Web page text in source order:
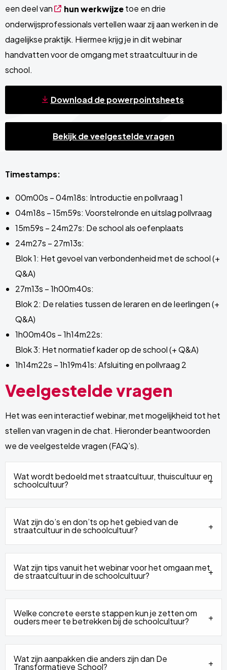
een deel van
hun werkwijzetoe en drie
onderwijsprofessionals vertellen waar zij aan werken in de
dagelijkse praktijk. Hiermee krijg je in dit webinar
handvatten voor de omgang met straatcultuur in de
school.
Download de powerpointsheets
Bekijk de veelgestelde vragen
Timestamps:
00m00s – 04m18s: Introductie en pollvraag 1
04m18s – 15m59s: Voorstelronde en uitslag pollvraag
15m59s – 24m27s: De school als oefenplaats
24m27s – 27m13s:
Blok 1: Het gevoel van verbondenheid met de school (+
Q&A)
27m13s – 1h00m40s:
Blok 2: De relaties tussen de leraren en de leerlingen (+
Q&A)
1h00m40s – 1h14m22s:
Blok 3: Het normatief kader op de school (+ Q&A)
1h14m22s – 1h19m41s: Afsluiting en pollvraag 2
Veelgestelde vragen
Het was een interactief webinar, met mogelijkheid tot het
stellen van vragen in de chat. Hieronder beantwoorden
we de veelgestelde vragen (FAQ’s).
Wat wordt bedoeld met straatcultuur, thuiscultuur en
schoolcultuur?
Wat zijn do’s en don’ts op het gebied van de
straatcultuur in de schoolcultuur?
Wat zijn tips vanuit het webinar voor het omgaan met
de straatcultuur in de schoolcultuur?
Welke concrete eerste stappen kun je zetten om
ouders meer te betrekken bij de schoolcultuur?
Wat zijn aanpakken die anders zijn dan De
Transformatieve School?